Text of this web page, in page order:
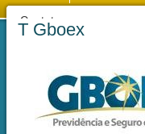
Contato
T Gboex